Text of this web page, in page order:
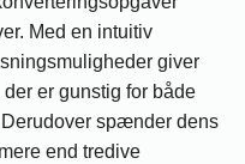
Med en intuitiv
giver
er gunstig for både
spænder dens
end tredive